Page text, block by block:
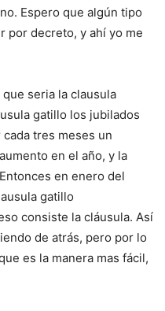
Espero que algún tipo
por decreto, y ahí yo me
seria la clausula
gatillo los jubilados
tres meses un
en el año, y la
en enero del
gatillo
consiste la cláusula. Así
de atrás, pero por lo
es la manera mas fácil,